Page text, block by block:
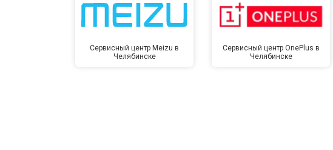
Сервисный центр Meizu в
Челябинске
Сервисный центр OnePlus в
Челябинске